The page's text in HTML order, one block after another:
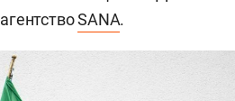
SANA.